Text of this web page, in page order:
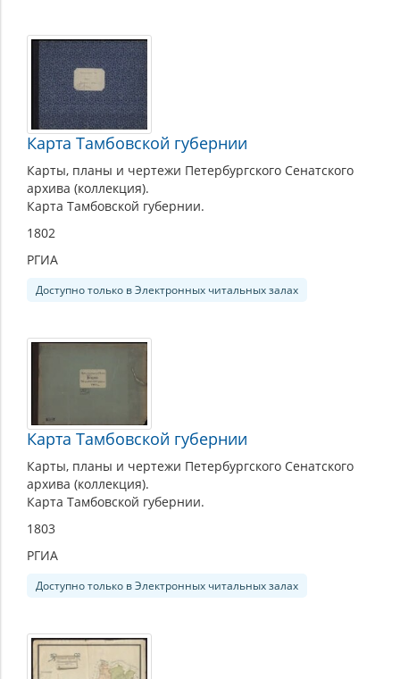
Карта Тамбовской губернии
Карты, планы и чертежи Петербургского Сенатского
архива (коллекция).
Карта Тамбовской губернии.
1802
РГИА
Доступно только в Электронных читальных залах
Карта Тамбовской губернии
Карты, планы и чертежи Петербургского Сенатского
архива (коллекция).
Карта Тамбовской губернии.
1803
РГИА
Доступно только в Электронных читальных залах